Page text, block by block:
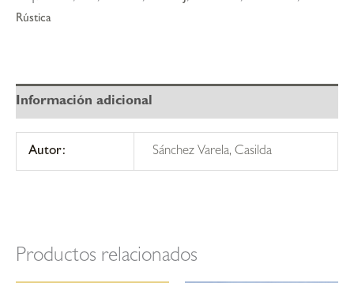
Rústica
Información adicional
Autor: Sánchez Varela, Casilda
Productos relacionados